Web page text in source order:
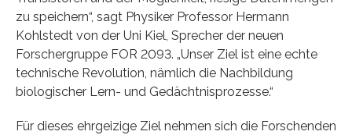
zu speichern“, sagt Physiker Professor Hermann
Kohlstedt von der Uni Kiel, Sprecher der neuen
Forschergruppe FOR 2093. „Unser Ziel ist eine echte
technische Revolution, nämlich die Nachbildung
biologischer Lern- und Gedächtnisprozesse.“
Für dieses ehrgeizige Ziel nehmen sich die Forschenden